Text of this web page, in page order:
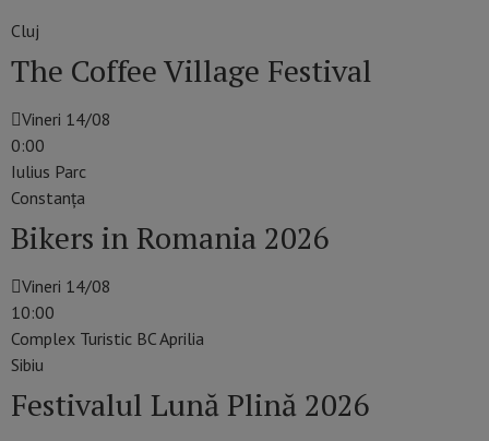
Cluj
The Coffee Village Festival
Vineri 14/08
0:00
Iulius Parc
Constanţa
Bikers in Romania 2026
Vineri 14/08
10:00
Complex Turistic BC Aprilia
Sibiu
Festivalul Lună Plină 2026